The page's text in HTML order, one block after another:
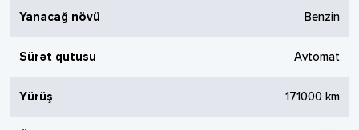
Yanacağ növü Benzin
Sürət qutusu Avtomat
Yürüş 171000 km